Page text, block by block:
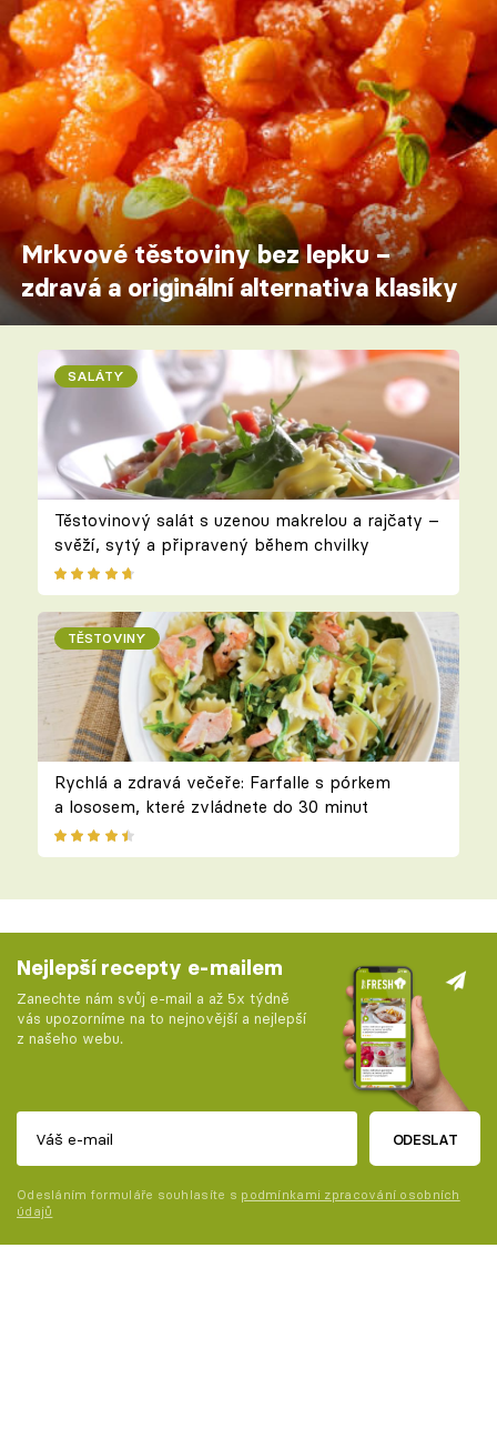
Mrkvové těstoviny bez lepku –
zdravá a originální alternativa klasiky
SALÁTY
Těstovinový salát s uzenou makrelou a rajčaty –
svěží, sytý a připravený během chvilky
TĚSTOVINY
Rychlá a zdravá večeře: Farfalle s pórkem
a lososem, které zvládnete do 30 minut
Nejlepší recepty e-mailem
Zanechte nám svůj e-mail a až 5x týdně
vás upozorníme na to nejnovější a nejlepší
z našeho webu.
ODESLAT
Odesláním formuláře souhlasíte s podmínkami zpracování osobních
údajů